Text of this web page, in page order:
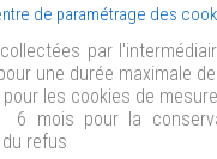
de paramétrage des
par
une durée maximale de
les cookies de
6 mois pour la
refus